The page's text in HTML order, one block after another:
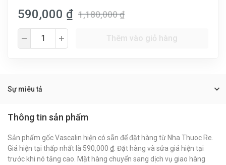
590,000 ₫ 1,180,000 ₫
Thêm vào giỏ hàng
Sự miêu tả
Thông tin sản phẩm
Sản phẩm gốc Vascalin hiện có sẵn để đặt hàng từ Nha Thuoc Re.
Giá hiện tại thấp nhất là 590,000 ₫. Đặt hàng và sửa giá hiện tại
trước khi nó tăng cao. Mặt hàng chuyển sang dịch vụ giao hàng